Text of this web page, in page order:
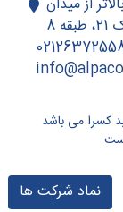
نماد شرکت ها
از میدان
8
کسرا می باشد